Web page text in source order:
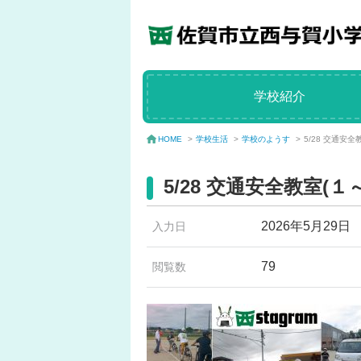
学校紹介
HOME > 学校生活 > 学校のようす > 5/28 交通安全
5/28 交通安全教室(１
入力日 2026年5月29日
閲覧数 79